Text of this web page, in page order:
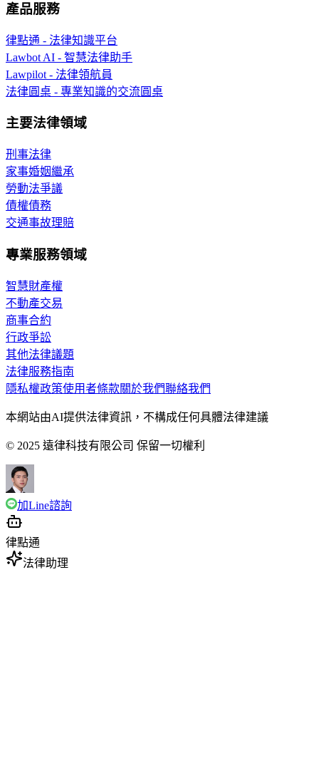
產品服務
律點通 - 法律知識平台
Lawbot AI - 智慧法律助手
Lawpilot - 法律領航員
法律圓桌 - 專業知識的交流圓桌
主要法律領域
刑事法律
家事婚姻繼承
勞動法爭議
債權債務
交通事故理賠
專業服務領域
智慧財產權
不動產交易
商事合約
行政爭訟
其他法律議題
法律服務指南
隱私權政策使用者條款關於我們聯絡我們
本網站由AI提供法律資訊，不構成任何具體法律建議
© 2025 遠律科技有限公司 保留一切權利
加Line諮詢
律點通
法律助理